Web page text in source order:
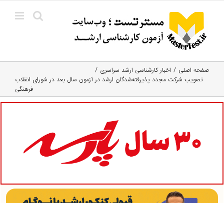
content
صفحه اصلی
اخبار کارشناسی ارشد سراسری
تصویب شرکت مجدد پذیرفته‌شدگان ارشد در آزمون سال بعد در شورای انقلاب
فرهنگی